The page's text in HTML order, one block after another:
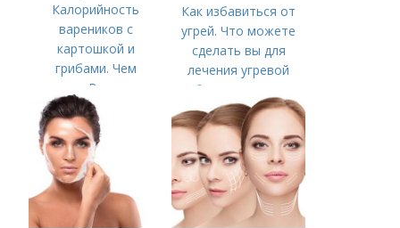
Калорийность
вареников с
картошкой и
грибами. Чем
полезен Вареники с
картошкой и грибами
замороженные
Как избавиться от
угрей. Что можете
сделать вы для
лечения угревой
болезни (акне)